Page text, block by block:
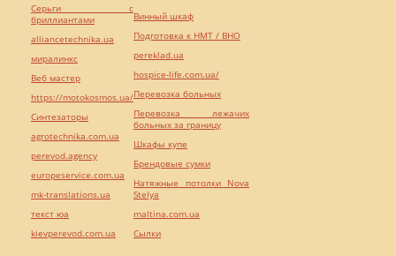
Серьги с
бриллиантами
alliancetechnika.ua
миралинкс
Веб мастер
https://motokosmos.ua/
Синтезаторы
agrotechnika.com.ua
perevod.agency
europeservice.com.ua
mk-translations.ua
текст юа
kievperevod.com.ua
Винный шкаф
Подготовка к НМТ / ВНО
pereklad.ua
hospice-life.com.ua/
Перевозка больных
Перевозка лежачих
больных за границу
Шкафы купе
Брендовые сумки
Натяжные потолки Nova
Stelya
maltina.com.ua
Cылки